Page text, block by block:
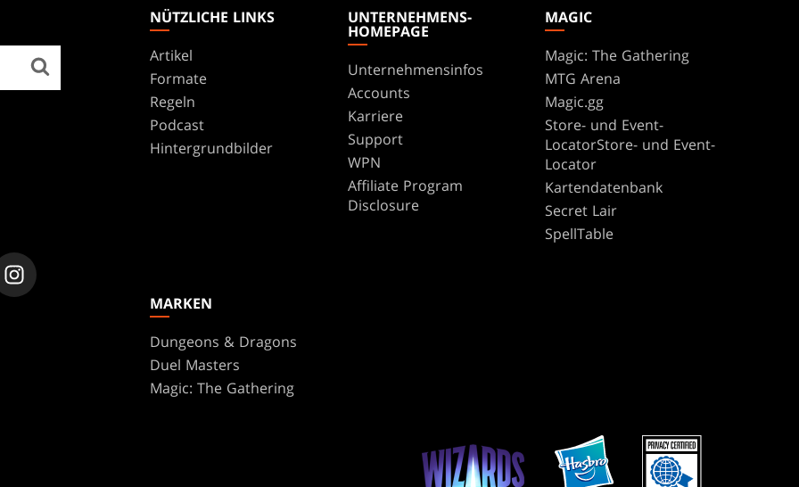
NÜTZLICHE LINKS
Artikel
Formate
Regeln
Podcast
Hintergrundbilder
UNTERNEHMENS-
HOMEPAGE
Unternehmensinfos
Accounts
Karriere
Support
WPN
Affiliate Program
Disclosure
MAGIC
Magic: The Gathering
MTG Arena
Magic.gg
Store- und Event-
LocatorStore- und Event-
Locator
Kartendatenbank
Secret Lair
SpellTable
MARKEN
Dungeons & Dragons
Duel Masters
Magic: The Gathering